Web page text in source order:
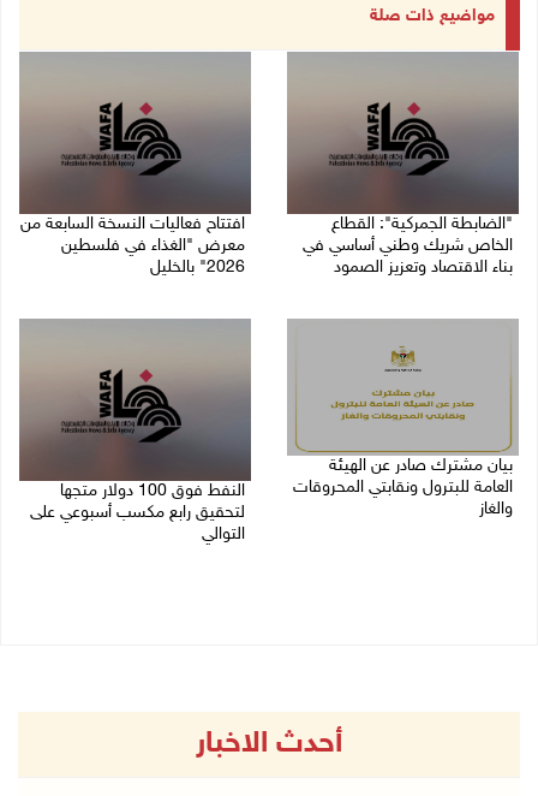
مواضيع ذات صلة
"الضابطة الجمركية": القطاع
الخاص شريك وطني أساسي في
بناء الاقتصاد وتعزيز الصمود
افتتاح فعاليات النسخة السابعة من
معرض "الغذاء في فلسطين
2026" بالخليل
بيان مشترك صادر عن الهيئة
العامة للبترول ونقابتي المحروقات
والغاز
النفط فوق 100 دولار متجها
لتحقيق رابع مكسب أسبوعي على
التوالي
أحدث الاخبار